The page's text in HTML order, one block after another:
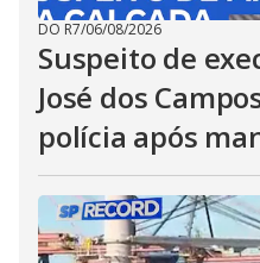
DO R7/06/08/2026
Suspeito de
José dos
polícia após